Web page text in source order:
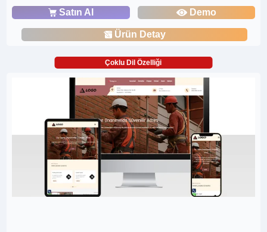
Satın Al Demo
Ürün Detay
Çoklu Dil Özelliği